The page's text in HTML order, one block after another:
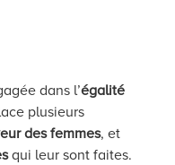
dans l’égalité
plusieurs
des femmes, et
qui leur sont faites.